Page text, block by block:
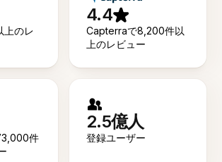
上のレ
4.4
Capterraで8,200件以
上のレビュー
件
2.5億人
登録ユーザー